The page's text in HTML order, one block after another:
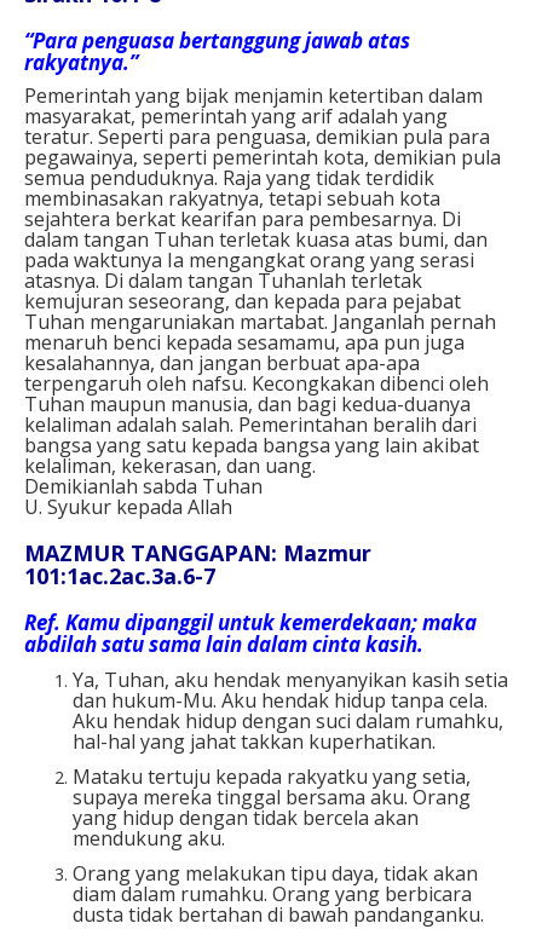
“Para penguasa bertanggung jawab atas
rakyatnya.”
Pemerintah yang bijak menjamin ketertiban dalam
masyarakat, pemerintah yang arif adalah yang
teratur. Seperti para penguasa, demikian pula para
pegawainya, seperti pemerintah kota, demikian pula
semua penduduknya. Raja yang tidak terdidik
membinasakan rakyatnya, tetapi sebuah kota
sejahtera berkat kearifan para pembesarnya. Di
dalam tangan Tuhan terletak kuasa atas bumi, dan
pada waktunya Ia mengangkat orang yang serasi
atasnya. Di dalam tangan Tuhanlah terletak
kemujuran seseorang, dan kepada para pejabat
Tuhan mengaruniakan martabat. Janganlah pernah
menaruh benci kepada sesamamu, apa pun juga
kesalahannya, dan jangan berbuat apa-apa
terpengaruh oleh nafsu. Kecongkakan dibenci oleh
Tuhan maupun manusia, dan bagi kedua-duanya
kelaliman adalah salah. Pemerintahan beralih dari
bangsa yang satu kepada bangsa yang lain akibat
kelaliman, kekerasan, dan uang.
Demikianlah sabda Tuhan
U. Syukur kepada Allah
MAZMUR TANGGAPAN: Mazmur
101:1ac.2ac.3a.6-7
Ref. Kamu dipanggil untuk kemerdekaan; maka
abdilah satu sama lain dalam cinta kasih.
Ya, Tuhan, aku hendak menyanyikan kasih setia
dan hukum-Mu. Aku hendak hidup tanpa cela.
Aku hendak hidup dengan suci dalam rumahku,
hal-hal yang jahat takkan kuperhatikan.
Mataku tertuju kepada rakyatku yang setia,
supaya mereka tinggal bersama aku. Orang
yang hidup dengan tidak bercela akan
mendukung aku.
Orang yang melakukan tipu daya, tidak akan
diam dalam rumahku. Orang yang berbicara
dusta tidak bertahan di bawah pandanganku.